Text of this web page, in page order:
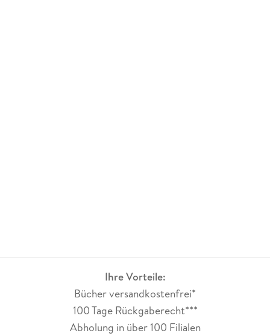
Ihre Vorteile:
Bücher versandkostenfrei*
100 Tage Rückgaberecht***
Abholung in über 100 Filialen